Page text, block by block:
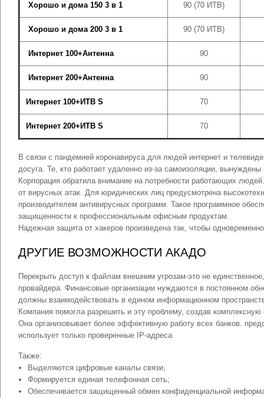
Хорошо и дома 150 3 в 1 90 (70 ИТВ)
Хорошо и дома 200 3 в 1 90 (70 ИТВ)
Интернет 100+Антенна 90
Интернет 200+Антенна 90
Интернет 100+ИТВ S 70
Интернет 200+ИТВ S 70
В связи с пандемией коронавируса для людей интернет и
досуга. Те, кто работает удаленно из-за самоизоляции,
Корпорация обратила внимание на потребности работающих
от вирусных атак. Для юридических лиц предусмотрена
производителем антивирусных программ. Такое программное
защищенности к профессиональным офисным продуктам.
Надежная защита от хакеров произведена так, чтобы
ДРУГИЕ ВОЗМОЖНОСТИ АКАДО
Перекрыть доступ к файлам внешним угрозам-это не
провайдера. Финансовые организации нуждаются в постоянном
должны взаимодействовать в едином информационном
Компания помогла разрешить и эту проблему, создав
Она организовывает более эффективную работу всех банков.
использует только проверенные IP-адреса.
Также:
Выделяются цифровые каналы связи;
Формируется единая телефонная сеть;
Обеспечивается защищенный обмен конфиденциальной